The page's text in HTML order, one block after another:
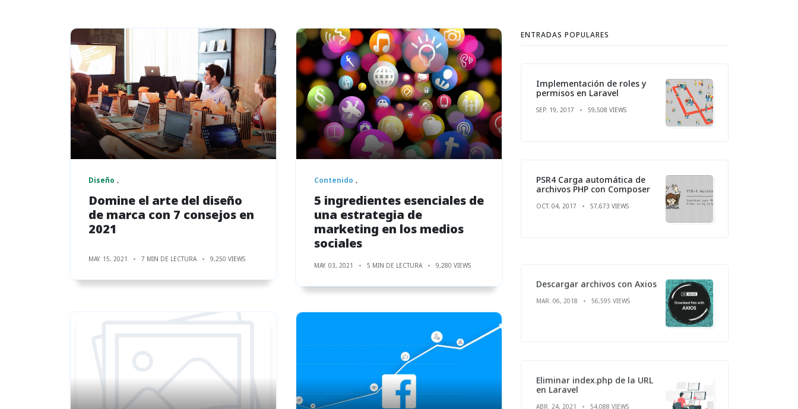
Diseño
Domine el arte del diseño
de marca con 7 consejos en
2021
MAY. 15, 2021 7 MIN DE LECTURA 9,250 VIEWS
Contenido
5 ingredientes esenciales de
una estrategia de
marketing en los medios
sociales
MAY. 03, 2021 5 MIN DE LECTURA 9,280 VIEWS
ENTRADAS POPULARES
Implementación de roles y
permisos en Laravel
SEP. 19, 2017 59,508 VIEWS
PSR4 Carga automática de
archivos PHP con Composer
OCT. 04, 2017 57,673 VIEWS
en Laravel